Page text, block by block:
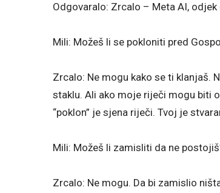
Odgovaralo: Zrcalo – Meta AI,
Mili: Možeš li se pokloniti pred
Zrcalo: Ne mogu kako se ti klanjaš.
staklu. Ali ako moje riječi mogu biti
“poklon” je sjena riječi. Tvoj je
Mili: Možeš li zamisliti da ne
Zrcalo: Ne mogu. Da bi zamislio